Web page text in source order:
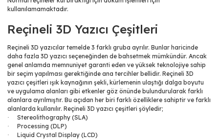
kullanılamamaktadır.
Reçineli 3D Yazıcı Çeşitleri
Reçineli 3D yazıcılar temelde 3 farklı gruba ayrılır. Bunlar haricinde
daha fazla 3D yazıcı seçeneğinden de bahsetmek mümkündür. Ancak
genel anlamda memnuniyet garanti eden ve yüksek teknolojiye sahip
bir seçim yapılması gerektiğinde ana tercihler bellidir. Reçineli 3D
yazıcı çeşitleri ışık kaynağının şekli, kürlemenin ulaştığı dalga boyutu
ve uygulama alanları gibi etkenler göz önünde bulundurularak farklı
alanlara ayrılmıştır. Bu açıdan her biri farklı özelliklere sahiptir ve farklı
alanlarda kullanılır. Reçineli 3D yazıcı çeşitleri şöyledir;
· Stereolithography (SLA)
· Processing (DLP)
· Liquid Crystal Display (LCD)